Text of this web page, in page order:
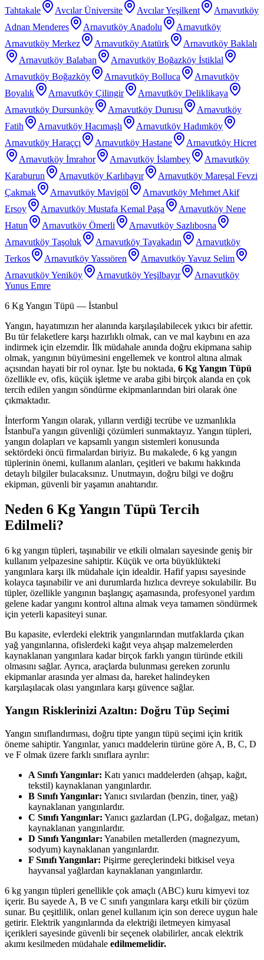
Tahtakale Avcılar Üniversite Avcılar Yeşilkent
Arnavutköy
Adnan Menderes
Arnavutköy Anadolu
Arnavutköy
Arnavutköy Merkez
Arnavutköy Atatürk
Arnavutköy Baklalı
Arnavutköy Balaban
Arnavutköy Boğazköy İstiklal
Arnavutköy Boğazköy
Arnavutköy Bolluca
Arnavutköy
Boyalık
Arnavutköy Çilingir
Arnavutköy Deliklikaya
Arnavutköy Dursunköy
Arnavutköy Durusu
Arnavutköy
Fatih
Arnavutköy Hacımaşlı
Arnavutköy Hadımköy
Arnavutköy Haraççı
Arnavutköy Hastane
Arnavutköy Hicret
Arnavutköy İmrahor
Arnavutköy İslambey
Arnavutköy
Karaburun
Arnavutköy Karlıbayır
Arnavutköy Mareşal Fevzi
Çakmak
Arnavutköy Mavigöl
Arnavutköy Mehmet Akif
Ersoy
Arnavutköy Mustafa Kemal Paşa
Arnavutköy Nene
Hatun
Arnavutköy Ömerli
Arnavutköy Sazlıbosna
Arnavutköy Taşoluk
Arnavutköy Tayakadın
Arnavutköy
Terkos
Arnavutköy Yassıören
Arnavutköy Yavuz Selim
Arnavutköy Yeniköy
Arnavutköy Yeşilbayır
Arnavutköy
Yunus Emre
6 Kg Yangın Tüpü — İstanbul
Yangın, hayatımızın her alanında karşılaşılabilecek yıkıcı bir afettir.
Bu tür felaketlere karşı hazırlıklı olmak, can ve mal kaybını en aza
indirmek için elzemdir. İlk müdahale anında doğru ekipmana sahip
olmak, yangının büyümesini engellemek ve kontrol altına almak
açısından hayati bir rol oynar. İşte bu noktada, 6 Kg Yangın Tüpü
özellikle ev, ofis, küçük işletme ve araba gibi birçok alanda en çok
tercih edilen yangın söndürme ekipmanlarından biri olarak öne
çıkmaktadır.
İnterform Yangın olarak, yılların verdiği tecrübe ve uzmanlıkla
İstanbul'a yangın güvenliği çözümleri sunmaktayız. Yangın tüpleri,
yangın dolapları ve kapsamlı yangın sistemleri konusunda
sektördeki öncü firmalardan biriyiz. Bu makalede, 6 kg yangın
tüplerinin önemi, kullanım alanları, çeşitleri ve bakımı hakkında
detaylı bilgiler bulacaksınız. Unutmayın, doğru bilgi ve doğru
ekipman, güvenli bir yaşamın anahtarıdır.
Neden 6 Kg Yangın Tüpü Tercih
Edilmeli?
6 kg yangın tüpleri, taşınabilir ve etkili olmaları sayesinde geniş bir
kullanım yelpazesine sahiptir. Küçük ve orta büyüklükteki
yangınlara karşı ilk müdahale için idealdir. Hafif yapısı sayesinde
kolayca taşınabilir ve ani durumlarda hızlıca devreye sokulabilir. Bu
tüpler, özellikle yangının başlangıç aşamasında, profesyonel yardım
gelene kadar yangını kontrol altına almak veya tamamen söndürmek
için yeterli kapasiteyi sunar.
Bu kapasite, evlerdeki elektrik yangınlarından mutfaklarda çıkan
yağ yangınlarına, ofislerdeki kağıt veya ahşap malzemelerden
kaynaklanan yangınlara kadar birçok farklı yangın türünde etkili
olmasını sağlar. Ayrıca, araçlarda bulunması gereken zorunlu
ekipmanlar arasında yer alması da, hareket halindeyken
karşılaşılacak olası yangınlara karşı güvence sağlar.
Yangın Risklerinizi Azaltın: Doğru Tüp Seçimi
Yangın sınıflandırması, doğru tipte yangın tüpü seçimi için kritik
öneme sahiptir. Yangınlar, yanıcı maddelerin türüne göre A, B, C, D
ve F olmak üzere farklı sınıflara ayrılır:
A Sınıfı Yangınlar: Katı yanıcı maddelerden (ahşap, kağıt,
tekstil) kaynaklanan yangınlardır.
B Sınıfı Yangınlar: Yanıcı sıvılardan (benzin, tiner, yağ)
kaynaklanan yangınlardır.
C Sınıfı Yangınlar: Yanıcı gazlardan (LPG, doğalgaz, metan)
kaynaklanan yangınlardır.
D Sınıfı Yangınlar: Yanabilen metallerden (magnezyum,
sodyum) kaynaklanan yangınlardır.
F Sınıfı Yangınlar: Pişirme gereçlerindeki bitkisel veya
hayvansal yağlardan kaynaklanan yangınlardır.
6 kg yangın tüpleri genellikle çok amaçlı (ABC) kuru kimyevi toz
içerir. Bu sayede A, B ve C sınıfı yangınlara karşı etkili bir çözüm
sunar. Bu çeşitlilik, onları genel kullanım için son derece uygun hale
getirir. Elektrik yangınlarında da elektriği iletmeyen kimyasal
içerikleri sayesinde güvenli bir seçenek olabilirler, ancak elektrik
akımı kesilmeden müdahale edilmemelidir.